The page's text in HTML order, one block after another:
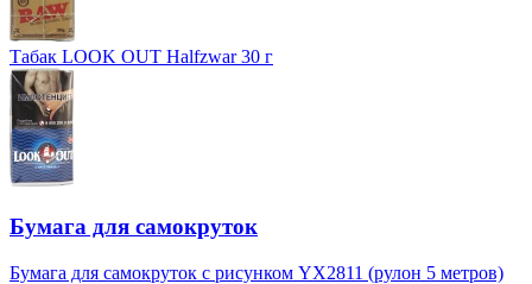
Табак LOOK OUT Halfzwar 30 г
Бумага для самокруток
Бумага для самокруток с рисунком YX2811 (рулон 5 метров)